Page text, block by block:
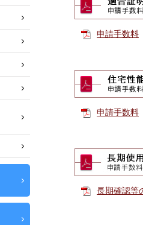
申請手数料
申請手数料
長期確認等